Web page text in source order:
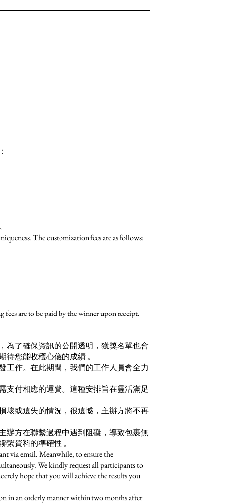
The customization fees are as follows:
are to be paid by the winner upon receipt.
為了確保資訊的公開透明，獲獎名單也會
您能收穫心儀的成績 。
工作。在此期間，我們的工作人員會全力
支付相應的運費。這種安排旨在靈活滿足
壞或遺失的情況，很遺憾，主辦方將不再
辦方在聯繫過程中遇到阻礙，導致包裹無
資料的準確性 。
via email. Meanwhile, to ensure the
We kindly request all participants to
hope that you will achieve the results you
in an orderly manner within two months after